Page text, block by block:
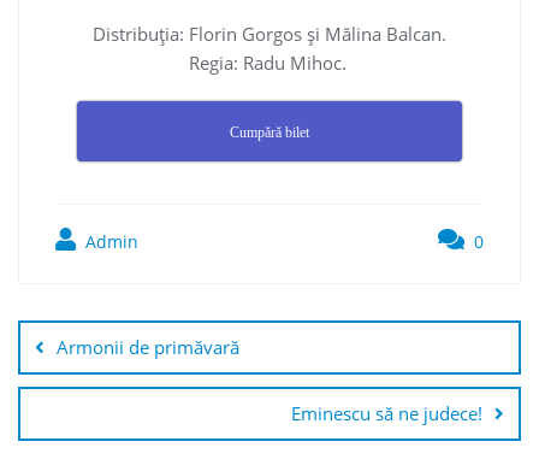
Distribuția: Florin Gorgos și Mălina Balcan.
Regia: Radu Mihoc.
Cumpără bilet
Admin 0
în
articole
Armonii de primăvară
Eminescu să ne judece!